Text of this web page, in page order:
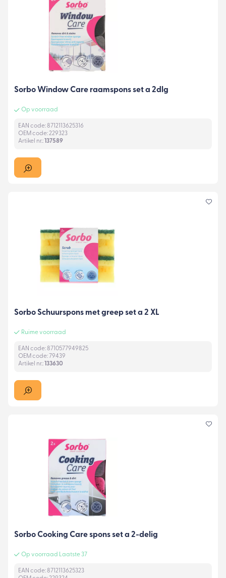
Sorbo Window Care raamspons set a 2dlg
Op voorraad
EAN code: 8712113625316
OEM code: 229323
Artikel nr.: 137589
Sorbo Schuurspons met greep set a 2 XL
Ruime voorraad
EAN code: 8710577949825
OEM code: 79439
Artikel nr.:133630
Sorbo Cooking Care spons set a 2-delig
Op voorraad Laatste 37
EAN code: 8712113625323